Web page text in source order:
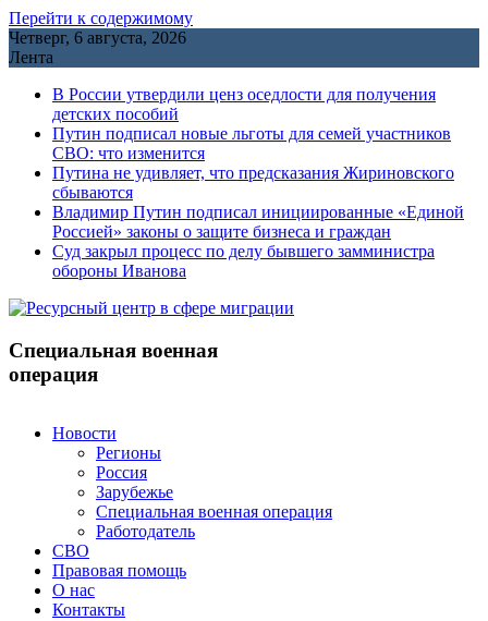
Перейти к содержимому
Четверг, 6 августа, 2026
Лента
В России утвердили ценз оседлости для получения
детских пособий
Путин подписал новые льготы для семей участников
СВО: что изменится
Путина не удивляет, что предсказания Жириновского
сбываются
Владимир Путин подписал инициированные «Единой
Россией» законы о защите бизнеса и граждан
Cуд закрыл процесс по делу бывшего замминистра
обороны Иванова
Специальная военная
операция
Новости
Регионы
Россия
Зарубежье
Специальная военная операция
Работодатель
СВО
Правовая помощь
О нас
Контакты